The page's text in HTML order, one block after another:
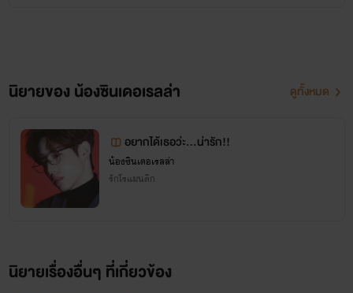
นิยายของ น้องซินเดอเรลล่า ดูทั้งหมด
อยากได้เธอว่ะ...น่ารัก!!
น้องซินเดอเรลล่า
รักโรแมนติก
นิยายเรื่องอื่นๆ ที่เกี่ยวข้อง